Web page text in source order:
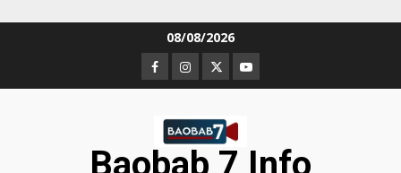
08/08/2026
Facebook
Instagram
TwitterYoutube
Baobab 7 Info